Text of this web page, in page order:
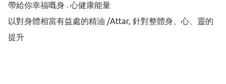
帶給你幸福嘅身 . 心健康能量
以對身體相當有益處的精油 /Attar, 針對整體身、心、靈的
提升